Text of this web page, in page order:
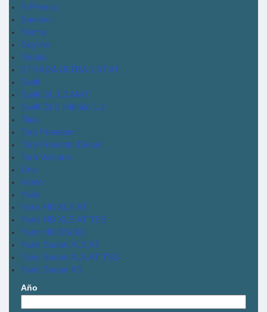
S-Presso
Saveiro
Sentra
Skyline
Strada
STRADA ULTRA 1.0T AT
Swift
Swift GL 1.2 AMT
Swift GLS Híbrido 1.2
Tiida
Toro Freedom
Toro Freedom Diesel
Toro Volcano
Uno
Vento
Yaris
Yaris HB XLS AT
Yaris HB XLS AT TSS
Yaris HB XS(42)
Yaris Sedan XLS AT
Yaris Sedan XLS AT TSS
Yaris Sedan XS
Año